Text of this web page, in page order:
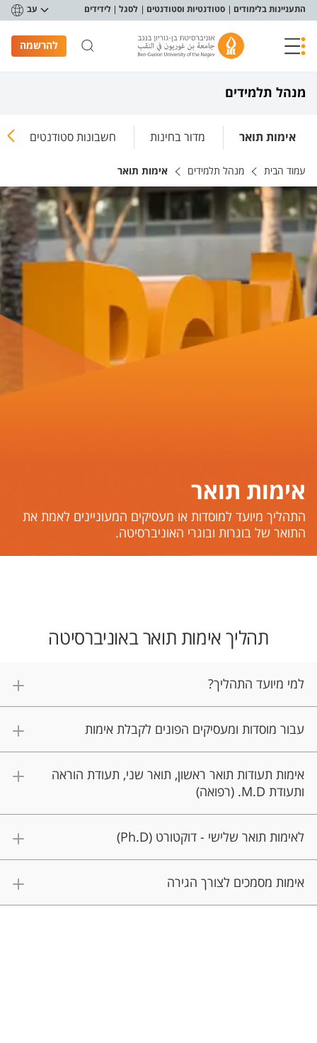
תפריט נגישות
התעניינות בלימודים סטודנטיות וסטודנטים לסגל לידידים עב
להרשמה
מנהל תלמידים
אימות תואר מדור בחינות חשבונות סטודנטים
עמוד הבית מנהל תלמידים אימות תואר
אימות תואר
​​​​​התהליך מיועד למוסדות או מעסיקים המעוניינים לאמת את
התואר של בוגרות ובוגרי האוניברסיטה.
תהליך אימות תואר באוניברסיטה
למי מיועד התהליך?
עבור מוסדות ומעסיקים הפונים לקבלת אימות
אימות תעודות תואר ראשון, תואר שני, תעודת הוראה
ותעודת M.D. (רפואה)
לאימות תואר שלישי - דוקטורט (Ph.D)
אימות מסמכים לצורך הגירה